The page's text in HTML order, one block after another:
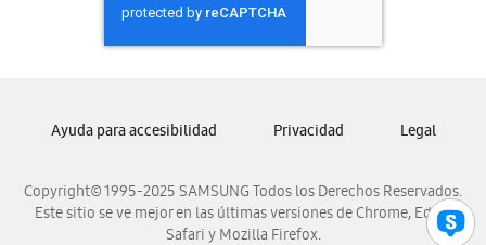
Samsung Nicaragua
Samsung Panamá
Samsung Venezuela
Copyright© 1995-2025 SAMSUNG Todos los Derechos Reservados.
Este sitio se ve mejor en las últimas versiones de Chrome, Edge,
Safari y Mozilla Firefox.
Ayuda para accesibilidad Privacidad Legal